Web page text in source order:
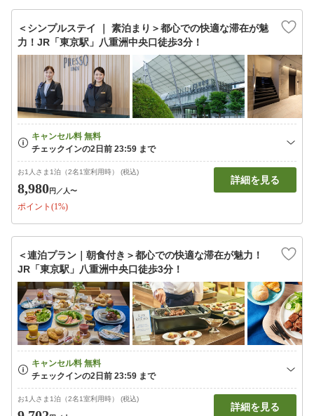
＜シンプルステイ ｜ 素泊まり＞都心での快適な滞在が魅
力！JR「東京駅」八重洲中央口徒歩3分！
お1人さま1泊（2名1室利用時） (税込)
8,980円 ／人〜
ポイント(1%)
詳細を見る
＜連泊プラン｜朝食付き＞都心での快適な滞在が魅力！
JR「東京駅」八重洲中央口徒歩3分！
お1人さま1泊（2名1室利用時） (税込)
詳細を見る